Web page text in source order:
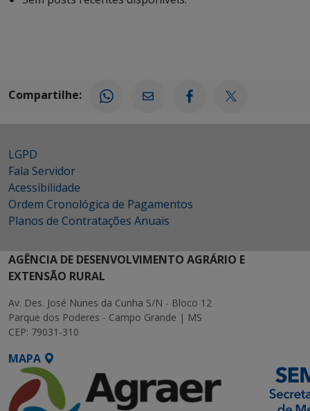
Compartilhe:
LGPD
Fala Servidor
Acessibilidade
Ordem Cronológica de Pagamentos
Planos de Contratações Anuais
AGÊNCIA DE DESENVOLVIMENTO AGRÁRIO E
EXTENSÃO RURAL
Av. Des. José Nunes da Cunha S/N - Bloco 12
Parque dos Poderes - Campo Grande | MS
CEP: 79031-310
MAPA